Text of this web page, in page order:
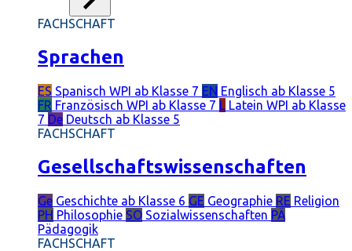
FACHSCHAFT
Sprachen
ES Spanisch WPI ab Klasse 7 EN Englisch ab Klasse 5
FR Französisch WPI ab Klasse 7 L Latein WPI ab Klasse
7 De Deutsch ab Klasse 5
FACHSCHAFT
Gesellschaftswissenschaften
Ge Geschichte ab Klasse 6 GE Geographie RE Religion
PH Philosophie SO Sozialwissenschaften PÄ
Pädagogik
FACHSCHAFT